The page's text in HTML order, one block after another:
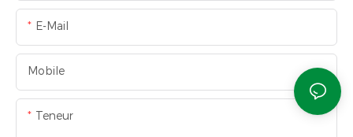
E-Mail
Mobile
Teneur